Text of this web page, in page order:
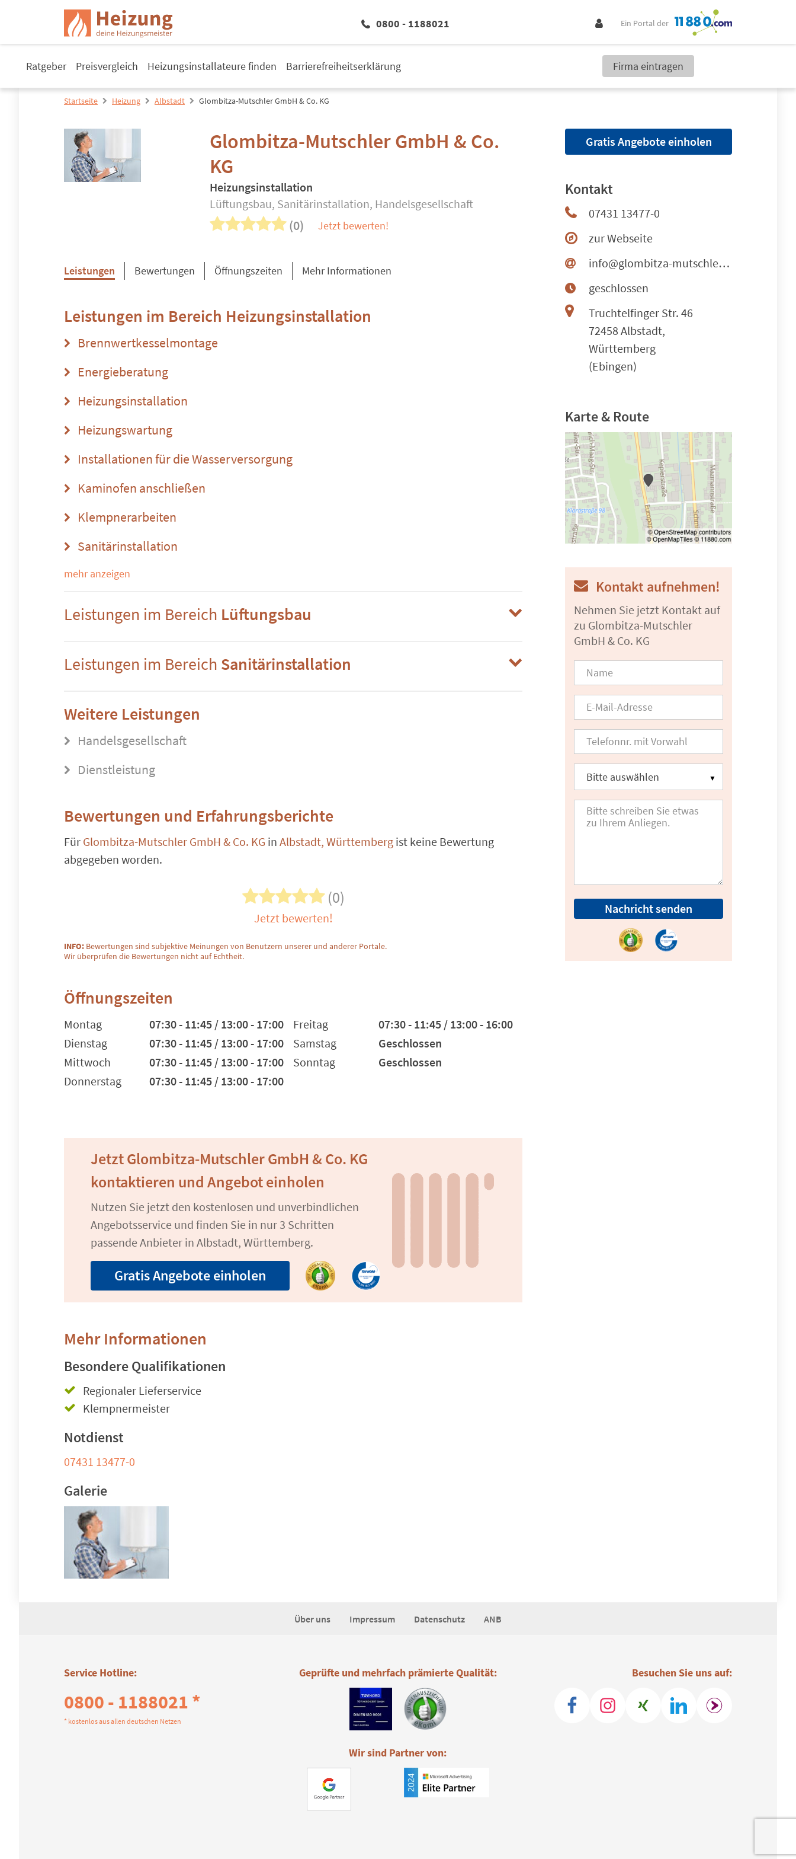
0800 - 1188021 Ein Portal der
Ratgeber Preisvergleich Heizungsinstallateure finden Barrierefreiheitserklärung Firma eintragen
Startseite Heizung Albstadt Glombitza-Mutschler GmbH & Co. KG
Glombitza-Mutschler GmbH & Co.
KG
Heizungsinstallation
Lüftungsbau, Sanitärinstallation, Handelsgesellschaft
(0) Jetzt bewerten!
Leistungen Bewertungen Öffnungszeiten Mehr Informationen
Leistungen im Bereich Heizungsinstallation
Brennwertkesselmontage
Energieberatung
Heizungsinstallation
Heizungswartung
Installationen für die Wasserversorgung
Kaminofen anschließen
Klempnerarbeiten
Sanitärinstallation
mehr anzeigen
Leistungen im Bereich Lüftungsbau
Leistungen im Bereich Sanitärinstallation
Weitere Leistungen
Handelsgesellschaft
Dienstleistung
Bewertungen und Erfahrungsberichte
Für Glombitza-Mutschler GmbH & Co. KG in Albstadt, Württemberg ist keine Bewertung
abgegeben worden.
(0)
Jetzt bewerten!
INFO: Bewertungen sind subjektive Meinungen von Benutzern unserer und anderer Portale.
Wir überprüfen die Bewertungen nicht auf Echtheit.
Öffnungszeiten
Montag
07:30 - 11:45 / 13:00 - 17:00
Dienstag
07:30 - 11:45 / 13:00 - 17:00
Mittwoch
07:30 - 11:45 / 13:00 - 17:00
Donnerstag
07:30 - 11:45 / 13:00 - 17:00
Freitag
07:30 - 11:45 / 13:00 - 16:00
Samstag
Geschlossen
Sonntag
Geschlossen
Jetzt Glombitza-Mutschler GmbH & Co. KG
kontaktieren und Angebot einholen
Nutzen Sie jetzt den kostenlosen und unverbindlichen
Angebotsservice und finden Sie in nur 3 Schritten
passende Anbieter in Albstadt, Württemberg.
Gratis Angebote einholen
Mehr Informationen
Besondere Qualifikationen
Regionaler Lieferservice
Klempnermeister
Notdienst
07431 13477-0
Galerie
Gratis Angebote einholen
Kontakt
07431 13477-0
zur Webseite
info@glombitza-mutschler.de
geschlossen
Truchtelfinger Str. 46
72458 Albstadt,
Württemberg
(Ebingen)
Karte & Route
Kontakt aufnehmen!
Nehmen Sie jetzt Kontakt auf
zu Glombitza-Mutschler
GmbH & Co. KG
Nachricht senden
Über uns Impressum Datenschutz ANB
Service Hotline:
0800 - 1188021 *
* kostenlos aus allen deutschen Netzen
Besuchen Sie uns auf:
Geprüfte und mehrfach prämierte Qualität:
Wir sind Partner von: